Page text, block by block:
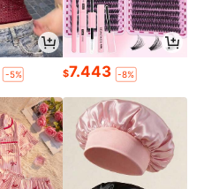
-5% $7.443 -8%